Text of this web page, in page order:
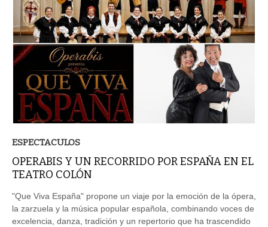
ESPECTACULOS
OPERABIS Y UN RECORRIDO POR ESPAÑA EN EL
TEATRO COLÓN
"Que Viva España" propone un viaje por la emoción de la ópera,
la zarzuela y la música popular española, combinando voces de
excelencia, danza, tradición y un repertorio que ha trascendido